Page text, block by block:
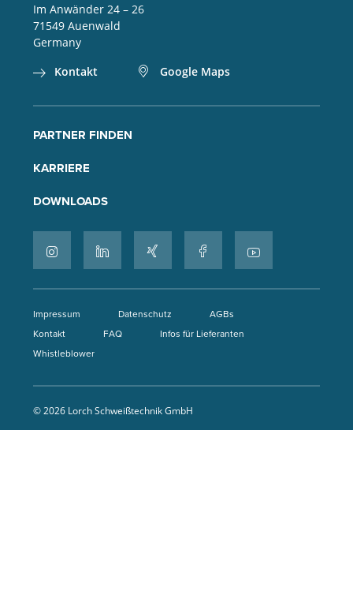
Im Anwänder 24 – 26
71549 Auenwald
Germany
Kontakt
Google Maps
PARTNER FINDEN
KARRIERE
DOWNLOADS
Impressum Datenschutz
AGBs
Kontakt
FAQ
Infos für Lieferanten
Whistleblower
© 2026 Lorch Schweißtechnik GmbH